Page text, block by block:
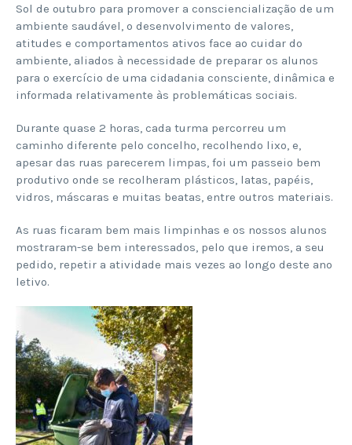
Sol de outubro para promover a consciencialização de um
ambiente saudável, o desenvolvimento de valores,
atitudes e comportamentos ativos face ao cuidar do
ambiente, aliados à necessidade de preparar os alunos
para o exercício de uma cidadania consciente, dinâmica e
informada relativamente às problemáticas sociais.
Durante quase 2 horas, cada turma percorreu um
caminho diferente pelo concelho, recolhendo lixo, e,
apesar das ruas parecerem limpas, foi um passeio bem
produtivo onde se recolheram plásticos, latas, papéis,
vidros, máscaras e muitas beatas, entre outros materiais.
As ruas ficaram bem mais limpinhas e os nossos alunos
mostraram-se bem interessados, pelo que iremos, a seu
pedido, repetir a atividade mais vezes ao longo deste ano
letivo.